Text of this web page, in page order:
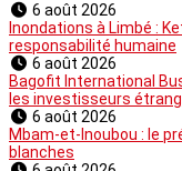
6 août 2026
Inondations à Limbé :
responsabilité humaine
6 août 2026
Bagofit International
les investisseurs
6 août 2026
Mbam-et-Inoubou : le
blanches